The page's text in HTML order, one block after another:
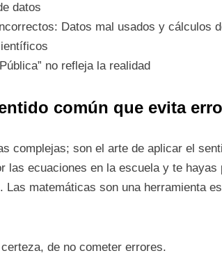
datos
Datos mal usados y cálculos
no refleja la realidad
común que evita
complejas; son el arte de aplicar el
las ecuaciones en la escuela y te
matemáticas son una herramienta
de no cometer errores.